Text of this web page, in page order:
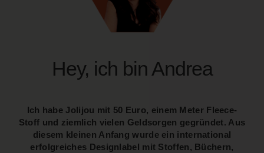
Hey, ich bin Andrea
Ich habe Jolijou mit 50 Euro, einem Meter Fleece-
Stoff und ziemlich vielen Geldsorgen gegründet. Aus
diesem kleinen Anfang wurde ein international
erfolgreiches Designlabel mit Stoffen, Büchern,